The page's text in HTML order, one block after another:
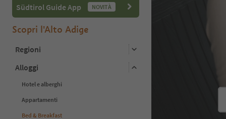
Südtirol Guide App NOVITÀ
Scopri l'Alto Adige
Regioni
Alloggi
Hotel e alberghi
Appartamenti
Bed & Breakfast